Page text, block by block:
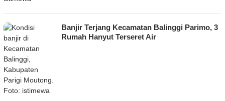
Banjir Terjang Kecamatan Balinggi Parimo, 3
Rumah Hanyut Terseret Air